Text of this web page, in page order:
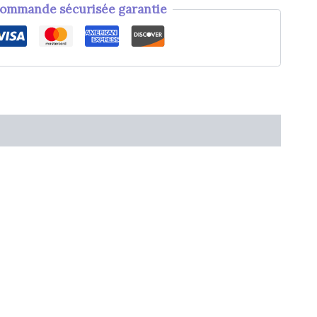
sécurisée garantie